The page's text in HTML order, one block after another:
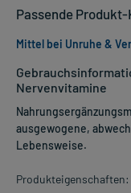
Nervenvitamine
ausgewogene,
Lebensweise.
Produkteigenschaften:
Passende
Mittel bei Unruhe &